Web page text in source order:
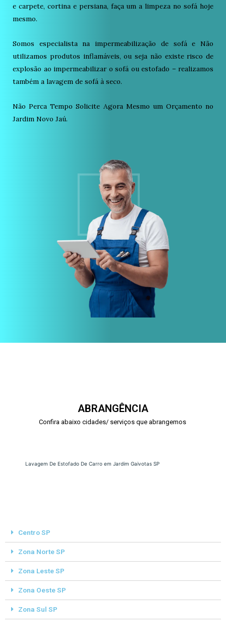
e carpete, cortina e persiana, faça um a limpeza no sofá hoje
mesmo.
Somos especialista na impermeabilização de sofá e Não
utilizamos produtos inflamáveis, ou seja não existe risco de
explosão ao impermeabilizar o sofá ou estofado – realizamos
também a lavagem de sofá à seco.
Não Perca Tempo Solicite Agora Mesmo um Orçamento no
Jardim Novo Jaú.
ABRANGÊNCIA
Confira abaixo cidades/ serviços que abrangemos
Lavagem De Estofado De Carro em Jardim Gaivotas SP
Centro SP
Zona Norte SP
Zona Leste SP
Zona Oeste SP
Zona Sul SP